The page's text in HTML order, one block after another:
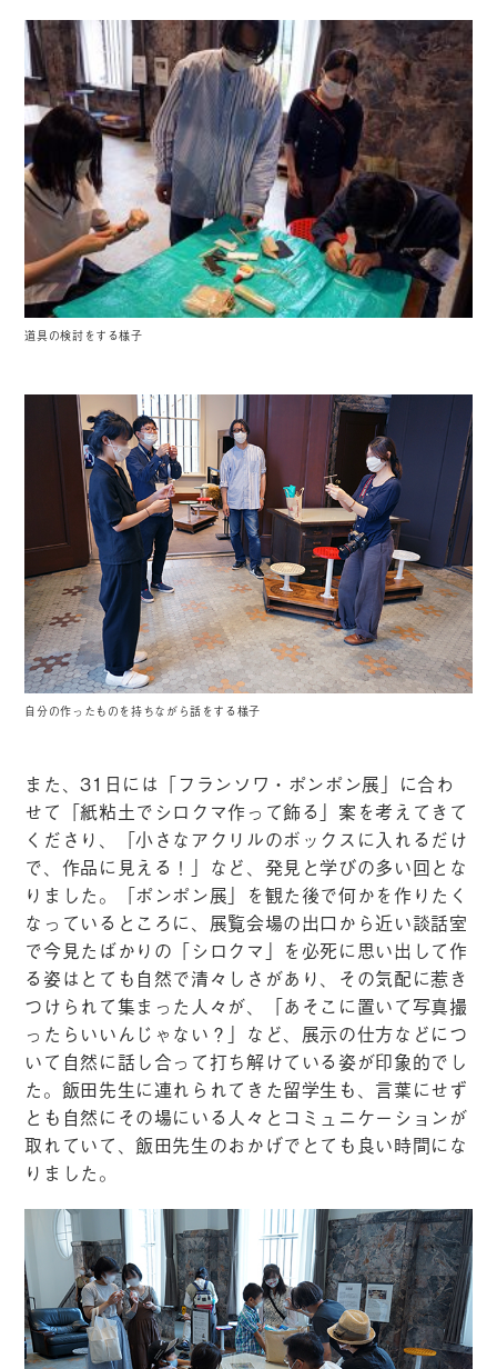
道具の検討をする様子
自分の作ったものを持ちながら話をする様子
また、31日には「フランソワ・ポンポン展」に合わ
せて「紙粘土でシロクマ作って飾る」案を考えてきて
くださり、「小さなアクリルのボックスに入れるだけ
で、作品に見える！」など、発見と学びの多い回とな
りました。「ポンポン展」を観た後で何かを作りたく
なっているところに、展覧会場の出口から近い談話室
で今見たばかりの「シロクマ」を必死に思い出して作
る姿はとても自然で清々しさがあり、その気配に惹き
つけられて集まった人々が、「あそこに置いて写真撮
ったらいいんじゃない？」など、展示の仕方などにつ
いて自然に話し合って打ち解けている姿が印象的でし
た。飯田先生に連れられてきた留学生も、言葉にせず
とも自然にその場にいる人々とコミュニケーションが
取れていて、飯田先生のおかげでとても良い時間にな
りました。